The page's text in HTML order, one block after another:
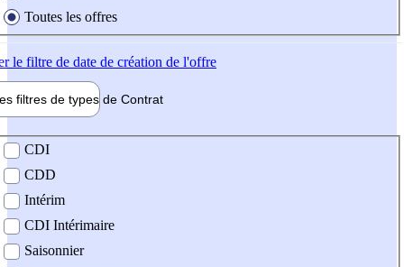
Toutes les offres
le filtre de date de création de l'offre
filtres de types de Contrat
contrat
CDI
CDD
Intérim
CDI Intérimaire
Saisonnier